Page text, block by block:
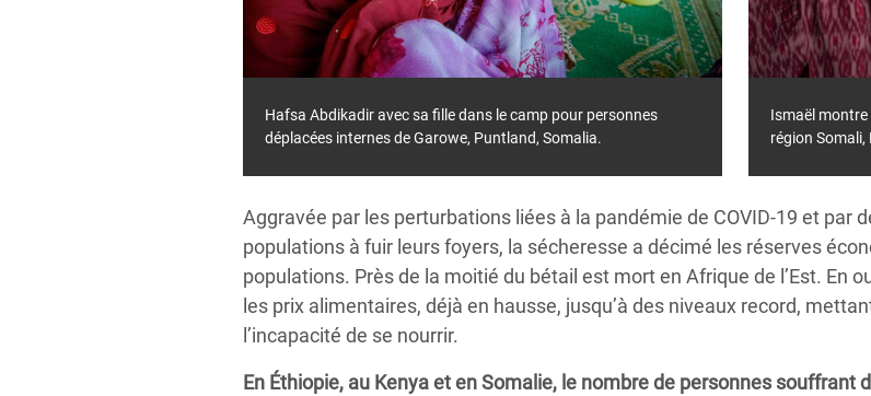
Hafsa Abdikadir avec sa fille dans le camp pour personnes
déplacées internes de Garowe, Puntland, Somalia.
Ismaël
région Somali,
Aggravée par les perturbations liées à la pandémie de COVID-19 et par
populations à fuir leurs foyers, la sécheresse a décimé les réserves
populations. Près de la moitié du bétail est mort en Afrique de l’Est. En
les prix alimentaires, déjà en hausse, jusqu’à des niveaux record,
l’incapacité de se nourrir.
En Éthiopie, au Kenya et en Somalie, le nombre de personnes souffrant